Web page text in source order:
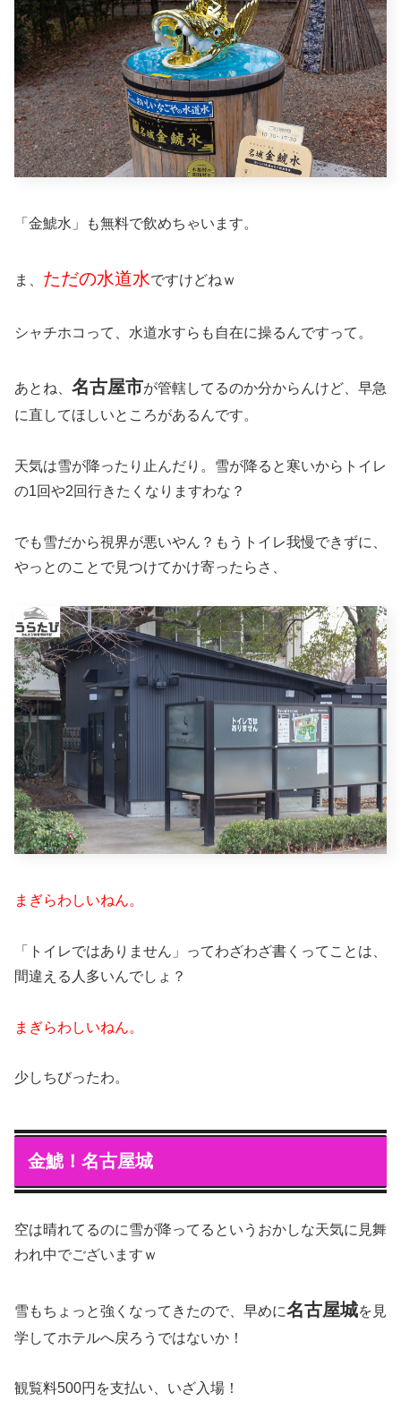
「金鯱水」も無料で飲めちゃいます。
ま、 ただの水道水ですけどねｗ
シャチホコって、水道水すらも自在に操るんですって。
あとね、 名古屋市が管轄してるのか分からんけど、早急
に直してほしいところがあるんです。
天気は雪が降ったり止んだり。雪が降ると寒いからトイレ
の1回や2回行きたくなりますわな？
でも雪だから視界が悪いやん？もうトイレ我慢できずに、
やっとのことで見つけてかけ寄ったらさ、
まぎらわしいねん。
「トイレではありません」ってわざわざ書くってことは、
間違える人多いんでしょ？
まぎらわしいねん。
少しちびったわ。
金鯱！名古屋城
空は晴れてるのに雪が降ってるというおかしな天気に見舞
われ中でございますｗ
雪もちょっと強くなってきたので、早めに名古屋城を見
学してホテルへ戻ろうではないか！
観覧料500円を支払い、いざ入場！